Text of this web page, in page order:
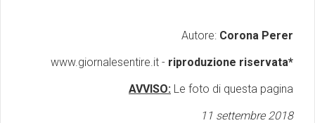
Autore: Corona Perer
www.giornalesentire.it - riproduzione riservata*
AVVISO: Le foto di questa pagina
11 settembre 2018